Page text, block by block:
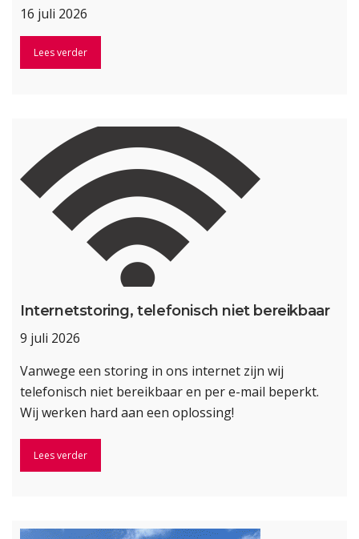
16 juli 2026
Lees verder
Internetstoring, telefonisch niet bereikbaar
9 juli 2026
Vanwege een storing in ons internet zijn wij
telefonisch niet bereikbaar en per e-mail beperkt.
Wij werken hard aan een oplossing!
Lees verder